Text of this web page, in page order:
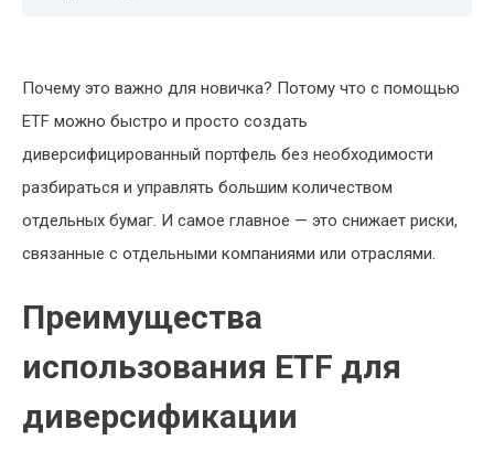
Почему это важно для новичка? Потому что с помощью
ETF можно быстро и просто создать
диверсифицированный портфель без необходимости
разбираться и управлять большим количеством
отдельных бумаг. И самое главное — это снижает риски,
связанные с отдельными компаниями или отраслями.
Преимущества
использования ETF для
диверсификации